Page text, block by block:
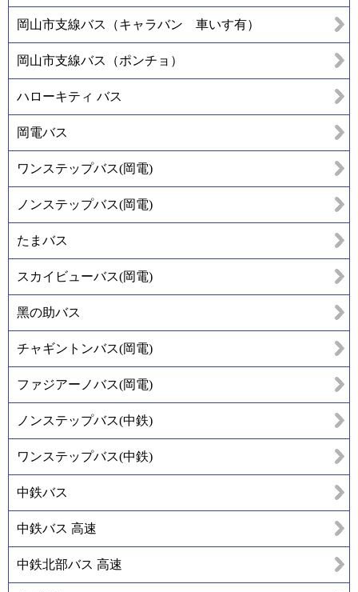
岡山市支線バス（キャラバン 車いす有）
岡山市支線バス（ポンチョ）
ハローキティ バス
岡電バス
ワンステップバス(岡電)
ノンステップバス(岡電)
たまバス
スカイビューバス(岡電)
黑の助バス
チャギントンバス(岡電)
ファジアーノバス(岡電)
ノンステップバス(中鉄)
ワンステップバス(中鉄)
中鉄バス
中鉄バス 高速
中鉄北部バス 高速